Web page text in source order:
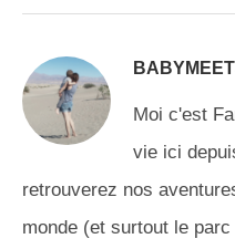
Moi c'est
vie ici
retrouverez nos
monde (et surtout le parc